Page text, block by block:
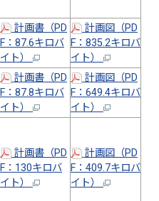
計画書（PD
F：87.6キロバ
イト）
計画図（PD
F：835.2キロバ
イト）
計画書（PD
F：87.8キロバ
イト）
計画図（PD
F：649.4キロバ
イト）
計画書（PD
F：130キロバ
イト）
計画図（PD
F：409.7キロバ
イト）